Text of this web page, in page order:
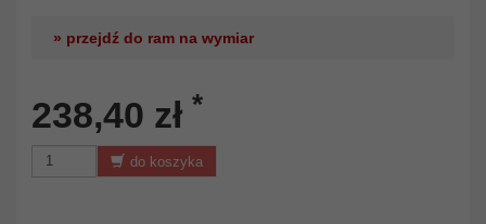
» przejdź do ram na wymiar
238,40 zł *
do koszyka